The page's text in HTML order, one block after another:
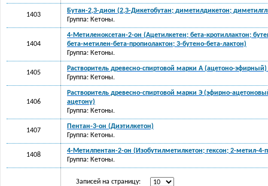
1403
Бутан-2,3-дион (2,3-Дикетобутан; диметилдикетон;
Группа: Кетоны.
1404
4-Метиленоксетан-2-он (Ацетилкетен; бета-кротиллактон;
бета-метилен-бета-пропиолактон; 3-бутено-бета-лактон)
Группа: Кетоны.
1405
Растворитель древесно-спиртовой марки А (ацетоно-
Группа: Кетоны.
1406
Растворитель древесно-спиртовой марки Э (эфирно-
ацетону)
Группа: Кетоны.
1407
Пентан-3-он (Диэтилкетон)
Группа: Кетоны.
1408
4-Метилпентан-2-он (Изобутилметилкетон; гексон; 2-метил-4-
Группа: Кетоны.
Записей на страницу: